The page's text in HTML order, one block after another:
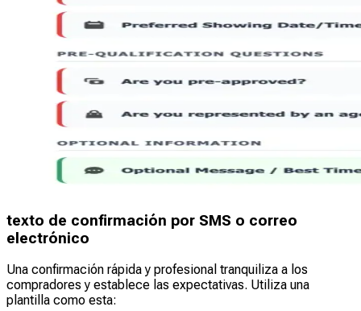
texto de confirmación por SMS o correo
electrónico
Una confirmación rápida y profesional tranquiliza a los
compradores y establece las expectativas. Utiliza una
plantilla como esta: